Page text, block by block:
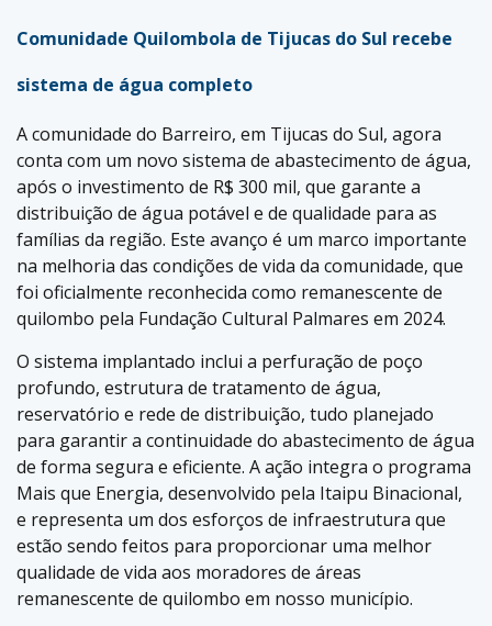
Comunidade Quilombola de Tijucas do Sul recebe
sistema de água completo
A comunidade do Barreiro, em Tijucas do Sul, agora
conta com um novo sistema de abastecimento de água,
após o investimento de R$ 300 mil, que garante a
distribuição de água potável e de qualidade para as
famílias da região. Este avanço é um marco importante
na melhoria das condições de vida da comunidade, que
foi oficialmente reconhecida como remanescente de
quilombo pela Fundação Cultural Palmares em 2024.
O sistema implantado inclui a perfuração de poço
profundo, estrutura de tratamento de água,
reservatório e rede de distribuição, tudo planejado
para garantir a continuidade do abastecimento de água
de forma segura e eficiente. A ação integra o programa
Mais que Energia, desenvolvido pela Itaipu Binacional,
e representa um dos esforços de infraestrutura que
estão sendo feitos para proporcionar uma melhor
qualidade de vida aos moradores de áreas
remanescente de quilombo em nosso município.